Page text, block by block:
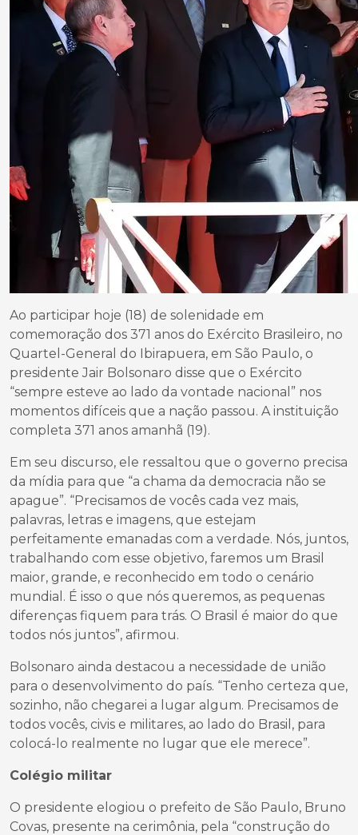
Ao participar hoje (18) de solenidade em
comemoração dos 371 anos do Exército Brasileiro, no
Quartel-General do Ibirapuera, em São Paulo, o
presidente Jair Bolsonaro disse que o Exército
“sempre esteve ao lado da vontade nacional” nos
momentos difíceis que a nação passou. A instituição
completa 371 anos amanhã (19).
Em seu discurso, ele ressaltou que o governo precisa
da mídia para que “a chama da democracia não se
apague”. “Precisamos de vocês cada vez mais,
palavras, letras e imagens, que estejam
perfeitamente emanadas com a verdade. Nós, juntos,
trabalhando com esse objetivo, faremos um Brasil
maior, grande, e reconhecido em todo o cenário
mundial. É isso o que nós queremos, as pequenas
diferenças fiquem para trás. O Brasil é maior do que
todos nós juntos”, afirmou.
Bolsonaro ainda destacou a necessidade de união
para o desenvolvimento do país. “Tenho certeza que,
sozinho, não chegarei a lugar algum. Precisamos de
todos vocês, civis e militares, ao lado do Brasil, para
colocá-lo realmente no lugar que ele merece”.
Colégio militar
O presidente elogiou o prefeito de São Paulo, Bruno
Covas, presente na cerimônia, pela “construção do